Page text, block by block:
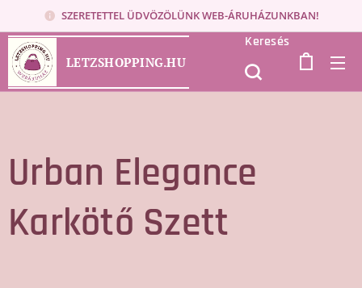
SZERETETTEL ÜDVÖZÖLÜNK WEB-ÁRUHÁZUNKBAN!
LETZSHOPPING.HU
Keresés
Urban Elegance
Karkötő Szett